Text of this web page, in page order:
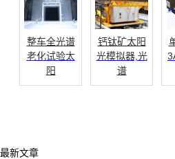
整车全光谱
老化试验太
阳
钙钛矿太阳
光模拟器,光
谱
最新文章